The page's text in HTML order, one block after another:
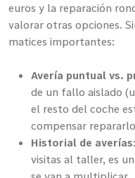
euros y la reparación
valorar otras opciones.
matices importantes:
Avería puntual vs.
de un fallo aislado
el resto del coche
compensar
Historial de averías
visitas al taller, es